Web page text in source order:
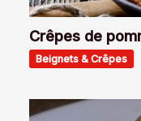
Crêpes de
Beignets & Crêpes